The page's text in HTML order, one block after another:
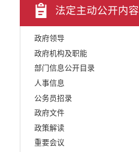
法定主动公开内容
政府领导
政府机构及职能
部门信息公开目录
人事信息
公务员招录
政府文件
政策解读
重要会议